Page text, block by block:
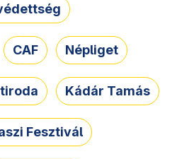
CAF Népliget
Kádár Tamás
Fesztivál